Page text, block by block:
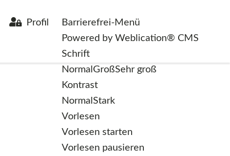
Barrierefrei-Menü
Powered by Weblication® CMS
Schrift
Normal GroßSehr groß
Kontrast
Normal Stark
Vorlesen
Vorlesen starten
Vorlesen pausieren
Profil